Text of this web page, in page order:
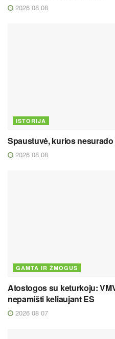
2026 08 08
ISTORIJA
Spaustuvė, kurios nesurado
2026 08 08
GAMTA IR ŽMOGUS
Atostogos su keturkoju:
nepamišti keliaujant ES
2026 08 07